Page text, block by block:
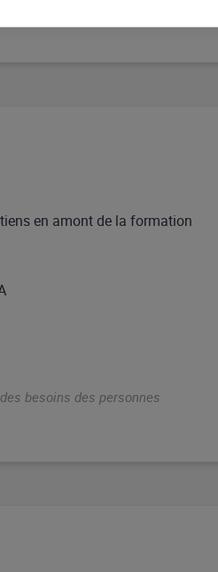
en amont de la formation
besoins des personnes